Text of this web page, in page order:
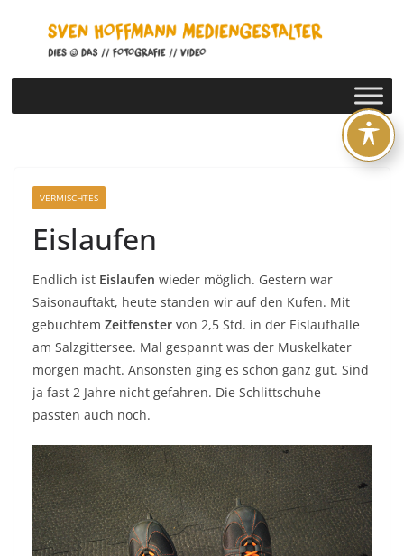
springen
VERMISCHTES
Eislaufen
Endlich ist Eislaufen wieder möglich. Gestern war
Saisonauftakt, heute standen wir auf den Kufen. Mit
gebuchtem Zeitfenster von 2,5 Std. in der Eislaufhalle
am Salzgittersee. Mal gespannt was der Muskelkater
morgen macht. Ansonsten ging es schon ganz gut. Sind
ja fast 2 Jahre nicht gefahren. Die Schlittschuhe
passten auch noch.